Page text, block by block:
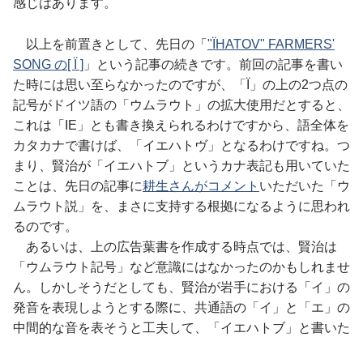
以上を前置きとして、先日の「 "ÏHATOV" FARMERS'
SONG の[ Ï ] 」という記事の続きです。前回の記事を書い
た時には思い至らなかったのですが、「Ï」の上の2つ点の
記号がドイツ語の「ウムラウト」の拡大使用だとすると、
これは「IE」とも書き換えられるわけですから、語全体を
カタカナで書けば、「イエハトヴ」となるわけですね。つ
まり、賢治が「イエハトブ」というカナ表記も用いていた
ことは、先日の記事に耕生さんがコメント いただいた「ウ
ムラウト説」を、まさに支持する根拠になるように思われ
るのです。
あるいは、上の広告葉書を作成する時点では、賢治は
「ウムラウト記号」など意識にはなかったのかもしれませ
ん。しかしそうだとしても、賢治が岩手における「イ」の
発音を表現しようとする際に、共通語の「イ」と「エ」の
中間的な音を表そうと工夫して、「イエハトブ」と書いた